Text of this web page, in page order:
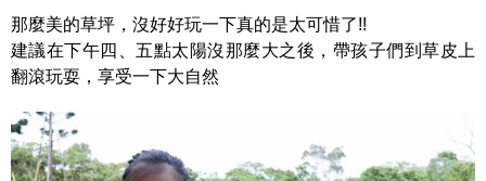
那麼美的草坪，沒好好玩一下真的是太可惜了!!
建議在下午四、五點太陽沒那麼大之後，帶孩子們到草皮上
翻滾玩耍，享受一下大自然